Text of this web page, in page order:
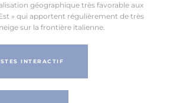
géographique très favorable aux
» qui apportent régulièrement de très
sur la frontière italienne.
INTERACTIF